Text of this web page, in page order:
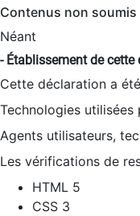
Contenus non soumis
Néant
- Établissement de
Cette déclaration a
Technologies
Agents utilisateurs,
Les vérifications de
HTML 5
CSS 3